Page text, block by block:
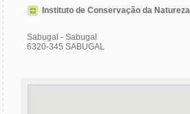
Instituto de Conservação da Natureza
Sabugal - Sabugal
6320-345 SABUGAL